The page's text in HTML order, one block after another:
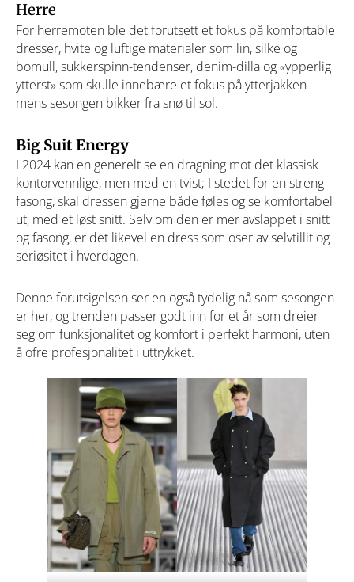
Herre
For herremoten ble det forutsett et fokus på komfortable
dresser, hvite og luftige materialer som lin, silke og
bomull, sukkerspinn-tendenser, denim-dilla og «ypperlig
ytterst» som skulle innebære et fokus på ytterjakken
mens sesongen bikker fra snø til sol.
Big Suit Energy
I 2024 kan en generelt se en dragning mot det klassisk
kontorvennlige, men med en tvist; I stedet for en streng
fasong, skal dressen gjerne både føles og se komfortabel
ut, med et løst snitt. Selv om den er mer avslappet i snitt
og fasong, er det likevel en dress som oser av selvtillit og
seriøsitet i hverdagen.
Denne forutsigelsen ser en også tydelig nå som sesongen
er her, og trenden passer godt inn for et år som dreier
seg om funksjonalitet og komfort i perfekt harmoni, uten
å ofre profesjonalitet i uttrykket.